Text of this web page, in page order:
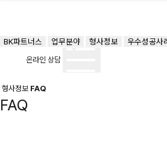
BK파트너스 업무분야 형사정보 우수성공사
온라인 상담
형사정보 FAQ
FAQ